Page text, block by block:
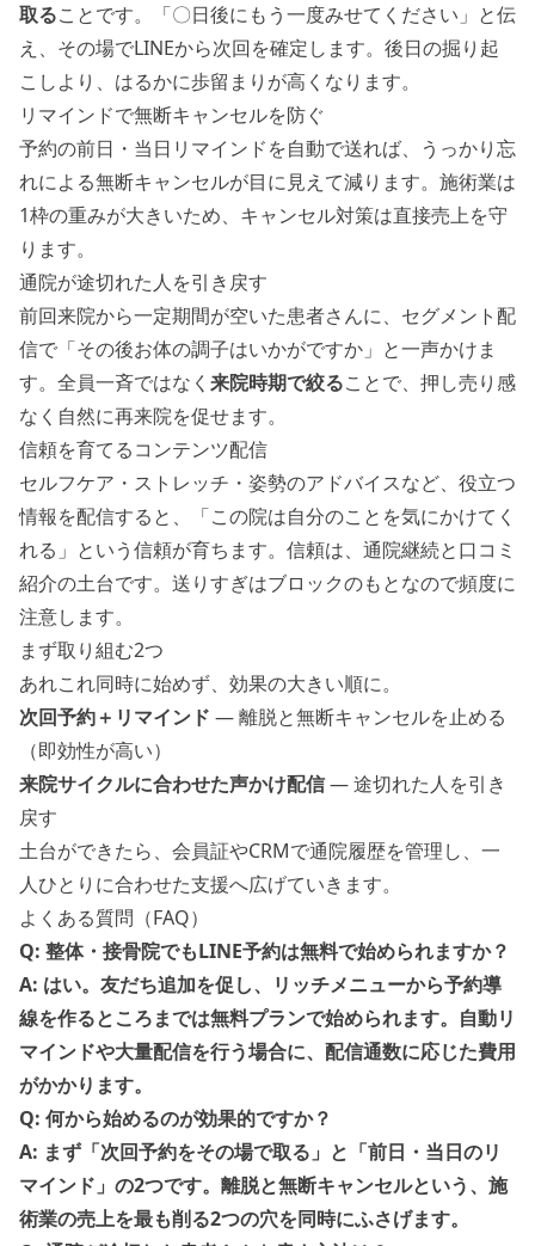
取ることです。「〇日後にもう一度みせてください」と伝
え、その場でLINEから次回を確定します。後日の掘り起
こしより、はるかに歩留まりが高くなります。
リマインドで無断キャンセルを防ぐ
予約の前日・当日リマインドを自動で送れば、うっかり忘
れによる無断キャンセルが目に見えて減ります。施術業は
1枠の重みが大きいため、キャンセル対策は直接売上を守
ります。
通院が途切れた人を引き戻す
前回来院から一定期間が空いた患者さんに、 セグメント配
信で「その後お体の調子はいかがですか」と一声かけま
す。全員一斉ではなく 来院時期で絞ることで、押し売り感
なく自然に再来院を促せます。
信頼を育てるコンテンツ配信
セルフケア・ストレッチ・姿勢のアドバイスなど、役立つ
情報を配信すると、「この院は自分のことを気にかけてく
れる」という信頼が育ちます。信頼は、通院継続と口コミ
紹介の土台です。送りすぎはブロックのもとなので頻度に
注意します。
まず取り組む2つ
あれこれ同時に始めず、効果の大きい順に。
次回予約＋リマインド — 離脱と無断キャンセルを止める
（即効性が高い）
来院サイクルに合わせた声かけ配信— 途切れた人を引き
戻す
土台ができたら、 会員証やCRMで通院履歴を管理し、一
人ひとりに合わせた支援へ広げていきます。
よくある質問（FAQ）
Q: 整体・接骨院でもLINE予約は無料で始められますか？
A: はい。友だち追加を促し、リッチメニューから予約導
線を作るところまでは無料プランで始められます。自動リ
マインドや大量配信を行う場合に、配信通数に応じた費用
がかかります。
Q: 何から始めるのが効果的ですか？
A: まず「次回予約をその場で取る」と「前日・当日のリ
マインド」の2つです。離脱と無断キャンセルという、施
術業の売上を最も削る2つの穴を同時にふさげます。